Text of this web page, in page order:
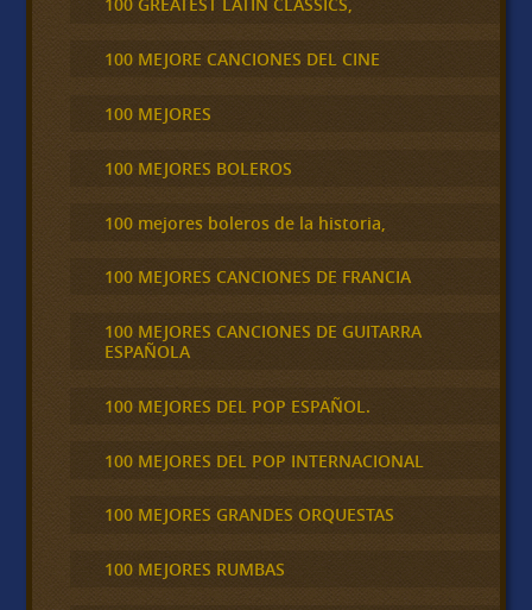
100 GREATEST LATIN CLASSICS,
100 MEJORE CANCIONES DEL CINE
100 MEJORES
100 MEJORES BOLEROS
100 mejores boleros de la historia,
100 MEJORES CANCIONES DE FRANCIA
100 MEJORES CANCIONES DE GUITARRA
ESPAÑOLA
100 MEJORES DEL POP ESPAÑOL.
100 MEJORES DEL POP INTERNACIONAL
100 MEJORES GRANDES ORQUESTAS
100 MEJORES RUMBAS